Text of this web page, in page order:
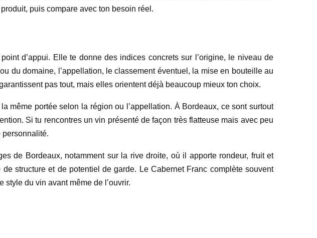
puis compare avec ton besoin réel.
d’appui. Elle te donne des indices concrets sur l’origine, le niveau de
du domaine, l’appellation, le classement éventuel, la mise en bouteille au
pas tout, mais elles orientent déjà beaucoup mieux ton choix.
même portée selon la région ou l’appellation. À Bordeaux, ce sont surtout
Si tu rencontres un vin présenté de façon très flatteuse mais avec peu
personnalité.
de Bordeaux, notamment sur la rive droite, où il apporte rondeur, fruit et
structure et de potentiel de garde. Le Cabernet Franc complète souvent
style du vin avant même de l’ouvrir.